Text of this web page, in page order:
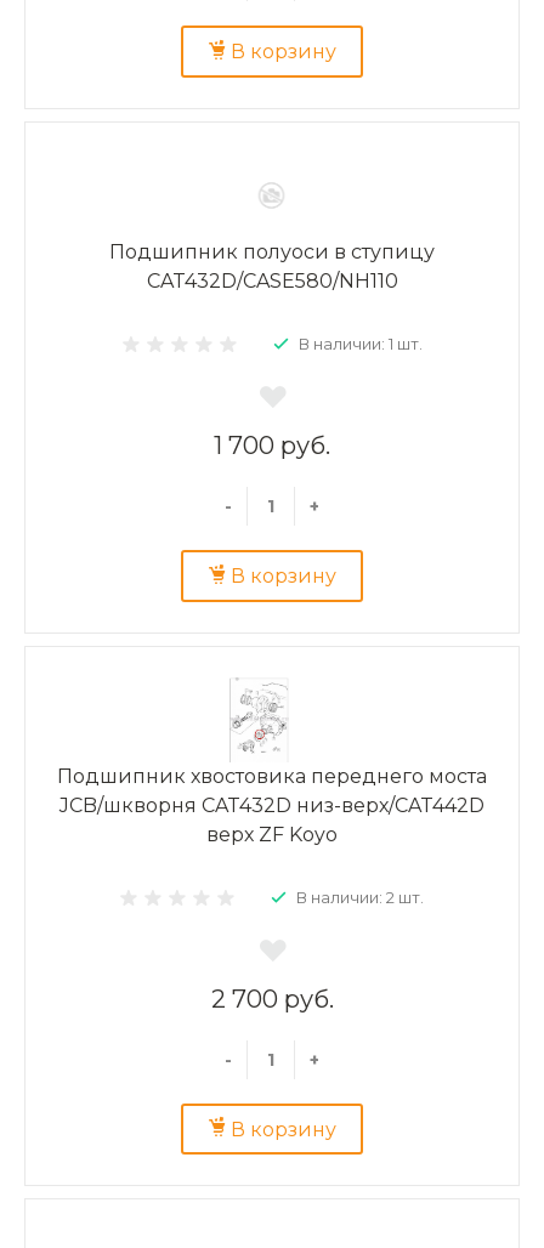
В корзину
Подшипник полуоси в ступицу
CAT432D/CASE580/NH110
В наличии: 1 шт.
1 700 руб.
- +
В корзину
Подшипник хвостовика переднего моста
JCB/шкворня CAT432D низ-верх/CAT442D
верх ZF Koyo
В наличии: 2 шт.
2 700 руб.
- +
В корзину